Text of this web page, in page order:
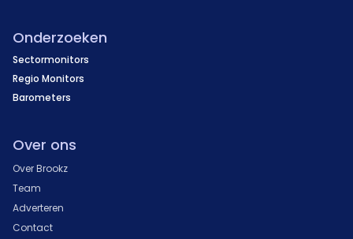
Onderzoeken
Sectormonitors
Regio Monitors
Barometers
Over ons
Over Brookz
Team
Adverteren
Contact